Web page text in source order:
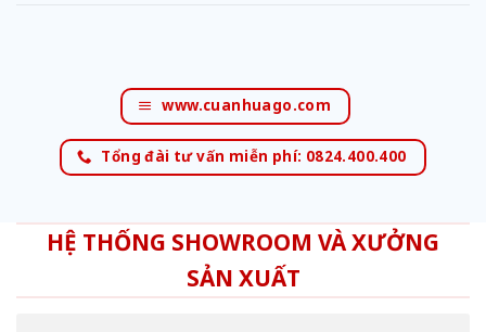
www.cuanhuago.com
Tổng đài tư vấn miễn phí: 0824.400.400
HỆ THỐNG SHOWROOM VÀ XƯỞNG
SẢN XUẤT